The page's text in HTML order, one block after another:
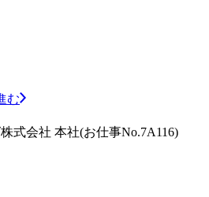
む
式会社 本社(お仕事No.7A116)